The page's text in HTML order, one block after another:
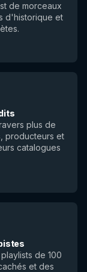
de morceaux
d'historique et
plus de
producteurs et
catalogues
de 100
et des